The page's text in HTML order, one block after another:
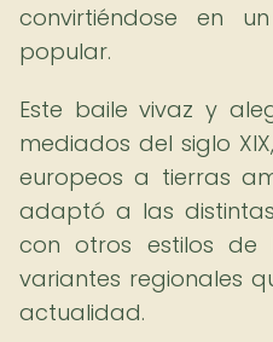
convirtiéndose en
popular.
Este baile vivaz y
mediados del siglo
europeos a tierras
adaptó a las
con otros estilos
variantes regionales
actualidad.